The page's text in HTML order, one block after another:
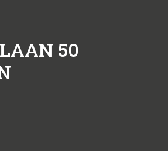
50